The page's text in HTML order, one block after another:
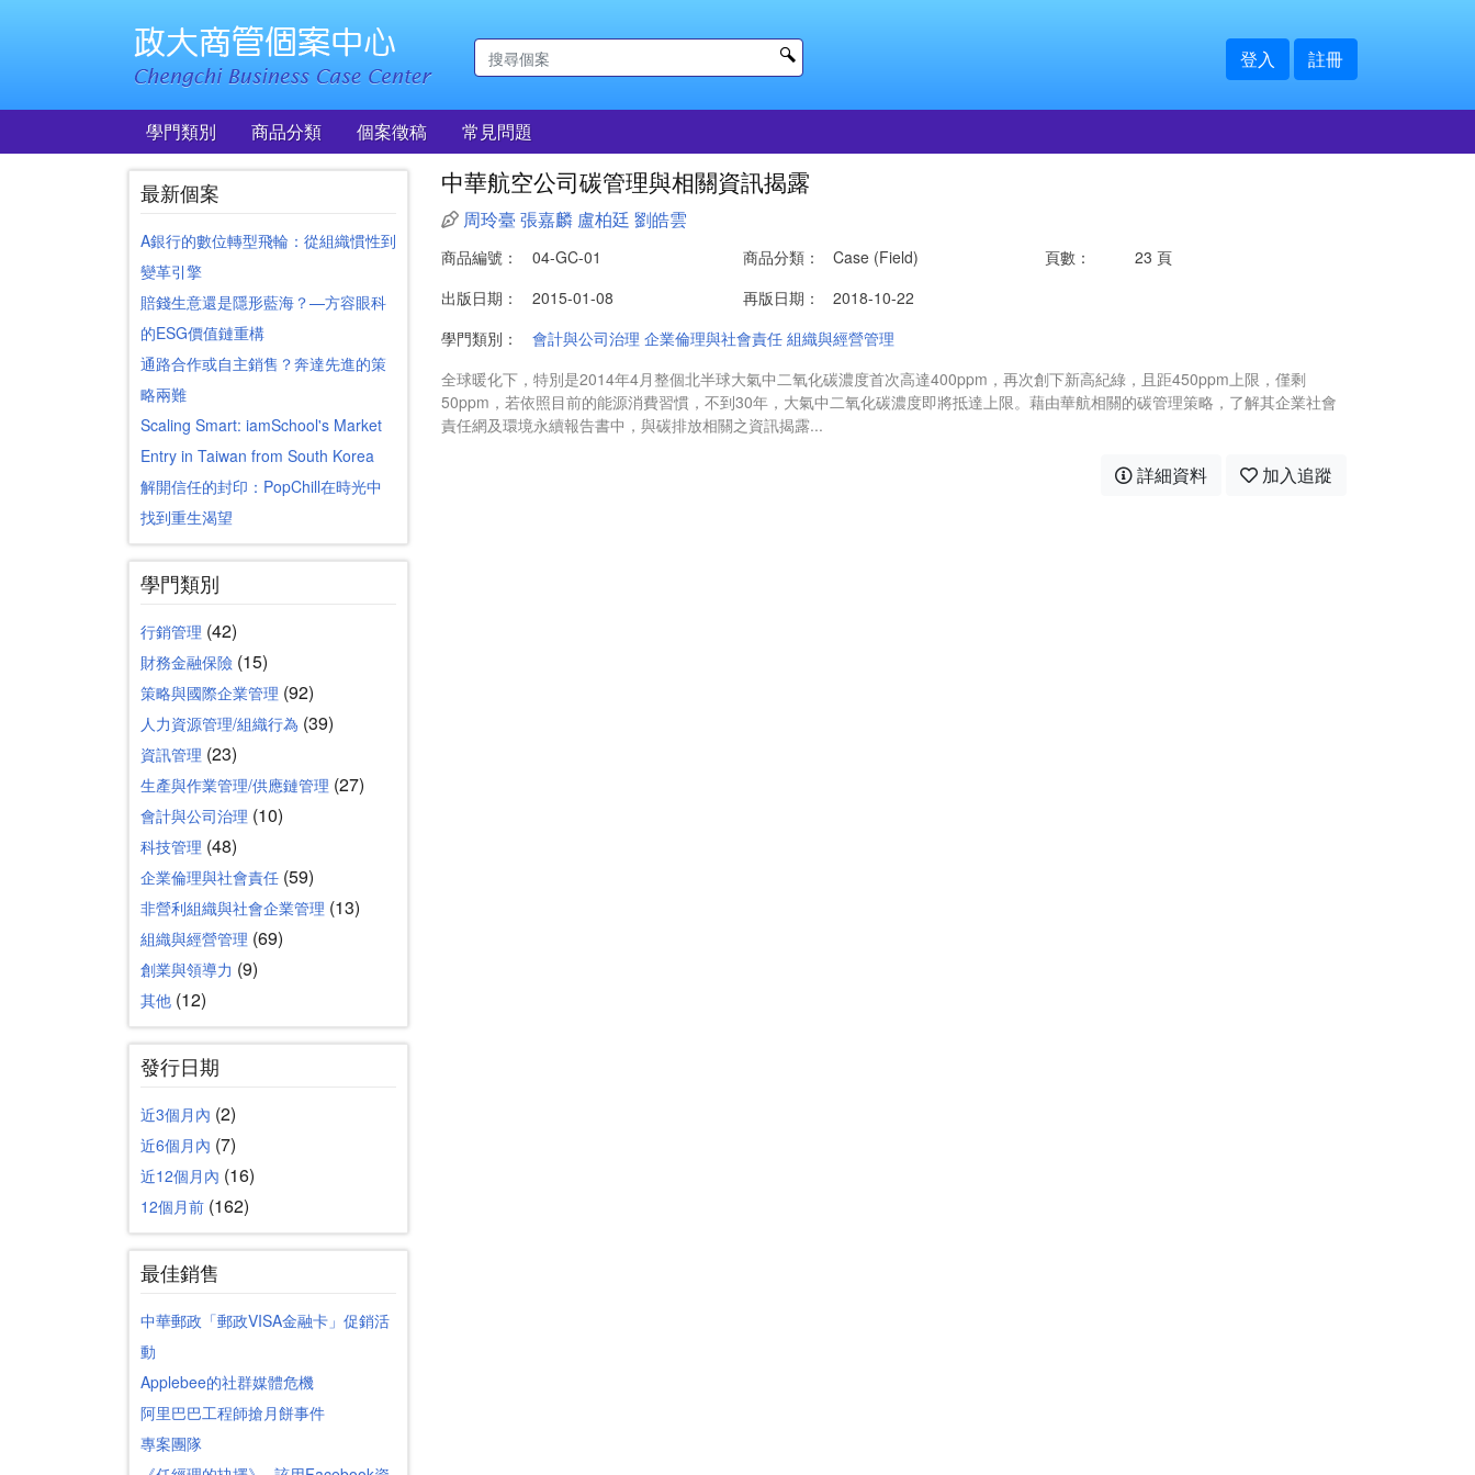
登入 註冊
學門類別 商品分類 個案徵稿 常見問題
最新個案
A銀行的數位轉型飛輪：從組織慣性到
變革引擎
賠錢生意還是隱形藍海？—方容眼科
的ESG價值鏈重構
通路合作或自主銷售？奔達先進的策
略兩難
Scaling Smart: iamSchool's Market
Entry in Taiwan from South Korea
解開信任的封印：PopChill在時光中
找到重生渴望
學門類別
行銷管理 (42)
財務金融保險 (15)
策略與國際企業管理 (92)
人力資源管理/組織行為 (39)
資訊管理 (23)
生產與作業管理/供應鏈管理 (27)
會計與公司治理 (10)
科技管理 (48)
企業倫理與社會責任 (59)
非營利組織與社會企業管理 (13)
組織與經營管理 (69)
創業與領導力 (9)
其他 (12)
發行日期
近3個月內 (2)
近6個月內 (7)
近12個月內 (16)
12個月前 (162)
最佳銷售
中華郵政「郵政VISA金融卡」促銷活
動
Applebee的社群媒體危機
阿里巴巴工程師搶月餅事件
專案團隊
中華航空公司碳管理與相關資訊揭露
周玲臺 張嘉麟 盧柏廷 劉皓雲
商品編號： 04-GC-01 商品分類： Case (Field) 頁數：
23 頁
出版日期：
2015-01-08 再版日期：
2018-10-22
學門類別：
會計與公司治理 企業倫理與社會責任 組織與經營管理
全球暖化下，特別是2014年4月整個北半球大氣中二氧化碳濃度首次高達400ppm，再次創下新高紀綠，且距450ppm上限，僅剩
50ppm，若依照目前的能源消費習慣，不到30年，大氣中二氧化碳濃度即將抵達上限。藉由華航相關的碳管理策略，了解其企業社會
責任網及環境永續報告書中，與碳排放相關之資訊揭露...
詳細資料 加入追蹤